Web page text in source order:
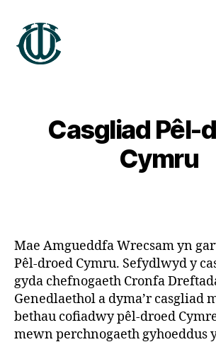
Casgliad Pêl-
Cymru
Mae Amgueddfa Wrecsam yn
Pêl-droed Cymru. Sefydlwyd y
gyda chefnogaeth Cronfa
Genedlaethol a dyma’r casgliad
bethau cofiadwy pêl-droed
mewn perchnogaeth gyhoeddus